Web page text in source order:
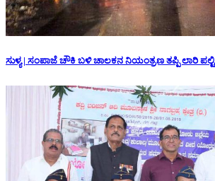
ಸುಳ್ಯ | ಸಂಪಾಜೆ ಚೌಕಿ ಬಳಿ ಚಾಲಕನ ನಿಯಂತ್ರಣ ತಪ್ಪಿ ಲಾರಿ ಪಲ್ಟಿ